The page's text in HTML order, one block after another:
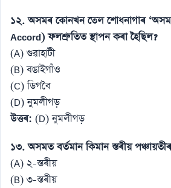
১২. অসমৰ কোনখন তেল শোধনাগাৰ ‘অসম
Accord) ফলশ্ৰুতিত স্থাপন কৰা হৈছিল?
(A) গুৱাহাটী
(B) বঙাইগাঁও
(C) ডিগবৈ
(D) নুমলীগড়
উত্তৰ: (D) নুমলীগড়
১৩. অসমত বৰ্তমান কিমান স্তৰীয়
(A) ২-স্তৰীয়
(B) ৩-স্তৰীয়